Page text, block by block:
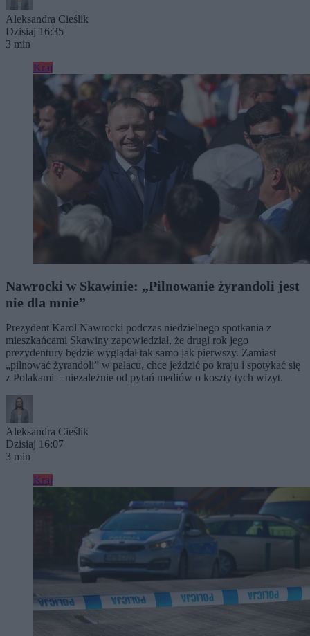
Aleksandra Cieślik
Dzisiaj 16:35
3 min
Kraj
Nawrocki w Skawinie: „Pilnowanie żyrandoli jest
nie dla mnie”
Prezydent Karol Nawrocki podczas niedzielnego spotkania z
mieszkańcami Skawiny zapowiedział, że drugi rok jego
prezydentury będzie wyglądał tak samo jak pierwszy. Zamiast
„pilnować żyrandoli” w pałacu, chce jeździć po kraju i spotykać się
z Polakami – niezależnie od pytań mediów o koszty tych wizyt.
Aleksandra Cieślik
Dzisiaj 16:07
3 min
Kraj